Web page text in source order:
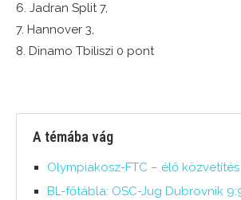
6. Jadran Split 7,
7. Hannover 3,
8. Dinamo Tbiliszi 0 pont
A témába vág
Olympiakosz-FTC – élő közvetítés
BL-főtábla: OSC-Jug Dubrovnik